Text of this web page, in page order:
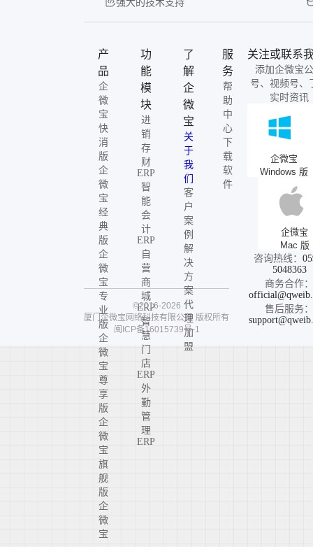
强大的技术支持
产
品
企
微
宝
快
消
版
企
微
宝
经
典
版
企
微
宝
专
业
版
企
微
宝
尊
享
版
企
微
宝
旗
舰
版
企
微
宝
功
能
模
块
进
销
存
财
ERP
智
能
会
计
ERP
自
营
商
城
ERP
智
慧
门
店
ERP
外
勤
管
理
ERP
了
解
企
微
宝
关
于
我
们
客
户
案
例
解
决
方
案
代
理
加
盟
服
务
帮
助
中
心
下
载
软
件
关注或联系
添加企微宝
号、视频号、
实时资讯
企微宝
Windows 版
企微宝
Mac 版
咨询热线：
5048363
商务合作：
售后服务：
©2016-2026
厦门企微宝网络科技有限公司 版权所有
闽ICP备16015739号-1